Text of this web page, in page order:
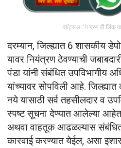
व्हॉट्सअॅप ग्रुप ही लिंक
दरम्यान, जिल्ह्यात 6 शासकीय
यावर नियंत्रण ठेवण्याची
पंडा यांनी संबंधित उपविभागीय
यांच्यावर सोपविली आहे.
नये यासाठी सर्व तहसीलदार व
स्पष्ट सूचना देण्यात आलेल्या
अथवा वाहतूक आढळल्यास
कारवाई करण्यात येईल, असा